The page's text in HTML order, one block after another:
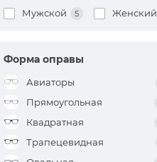
Мужской 5 Женский
Форма оправы
Авиаторы
Прямоугольная
Квадратная
Трапецевидная